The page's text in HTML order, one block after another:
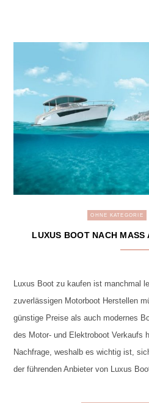
OHNE KATEGORIE
LUXUS BOOT NACH MASS
Luxus Boot zu kaufen ist manchmal
zuverlässigen Motorboot Herstellen
günstige Preise als auch modernes
des Motor- und Elektroboot Verkaufs
Nachfrage, weshalb es wichtig ist,
der führenden Anbieter von Luxus